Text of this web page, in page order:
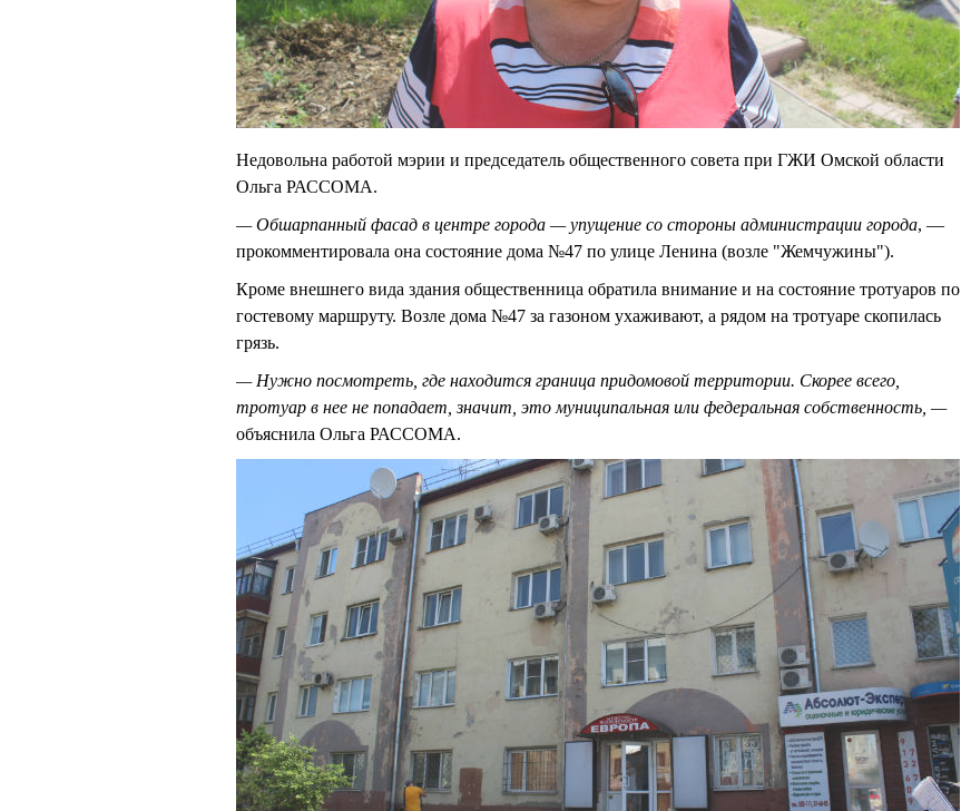
Недовольна работой мэрии и председатель общественного совета при ГЖИ Омской области
Ольга РАССОМА.
— Обшарпанный фасад в центре города — упущение со стороны администрации города, —
прокомментировала она состояние дома №47 по улице Ленина (возле "Жемчужины").
Кроме внешнего вида здания общественница обратила внимание и на состояние тротуаров по
гостевому маршруту. Возле дома №47 за газоном ухаживают, а рядом на тротуаре скопилась
грязь.
— Нужно посмотреть, где находится граница придомовой территории. Скорее всего,
тротуар в нее не попадает, значит, это муниципальная или федеральная собственность, —
объяснила Ольга РАССОМА.